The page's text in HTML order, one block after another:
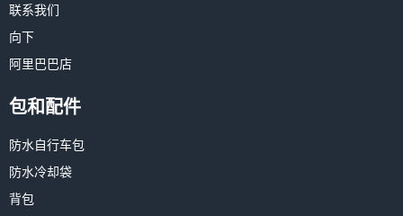
联系我们
向下
阿里巴巴店
包和配件
防水自行车包
防水冷却袋
背包